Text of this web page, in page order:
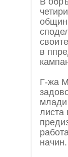
в
Г-жа
млади
листа
начин.